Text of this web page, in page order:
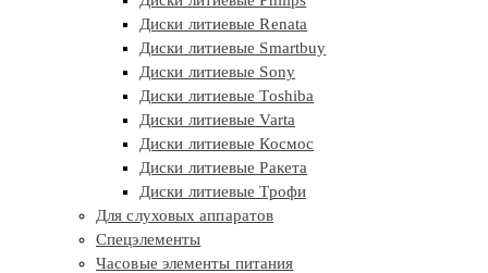
Диски литиевые Renata
Диски литиевые Smartbuy
Диски литиевые Sony
Диски литиевые Toshiba
Диски литиевые Varta
Диски литиевые Космос
Диски литиевые Ракета
Диски литиевые Трофи
Для слуховых аппаратов
Спецэлементы
Часовые элементы питания